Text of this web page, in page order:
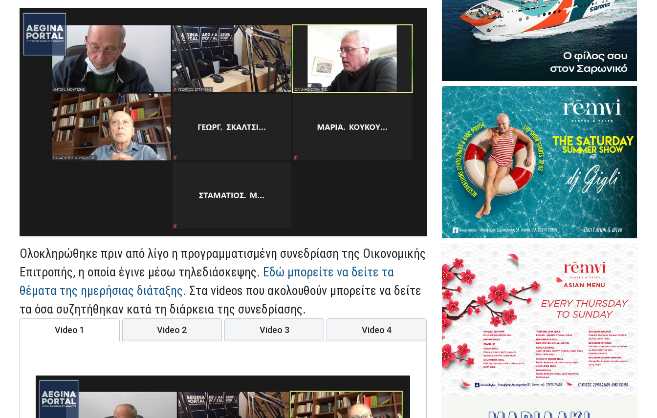
Ολοκληρώθηκε πριν από λίγο η προγραμματισμένη συνεδρίαση της Οικονομικής
Επιτροπής, η οποία έγινε μέσω τηλεδιάσκεψης. Εδώ μπορείτε να δείτε τα
θέματα της ημερήσιας διάταξης. Στα videos που ακολουθούν μπορείτε να δείτε
τα όσα συζητήθηκαν κατά τη διάρκεια της συνεδρίασης.
Video 1 Video 2 Video 3 Video 4